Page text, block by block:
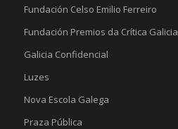
Fundación Celso Emilio Ferreiro
Fundación Premios da Crítica Galicia
Galicia Confidencial
Luzes
Nova Escola Galega
Praza Pública